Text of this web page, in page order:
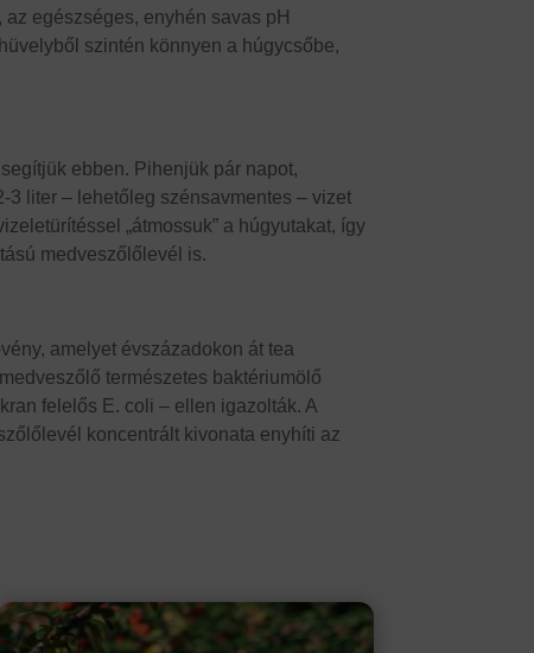
egészséges, enyhén savas pH
szintén könnyen a húgycsőbe,
ebben. Pihenjük pár napot,
liter – lehetőleg szénsavmentes – vizet
„átmossuk” a húgyutakat, így
medveszőlőlevél is.
amelyet évszázadokon át tea
természetes baktériumölő
felelős E. coli – ellen igazolták. A
koncentrált kivonata enyhíti az